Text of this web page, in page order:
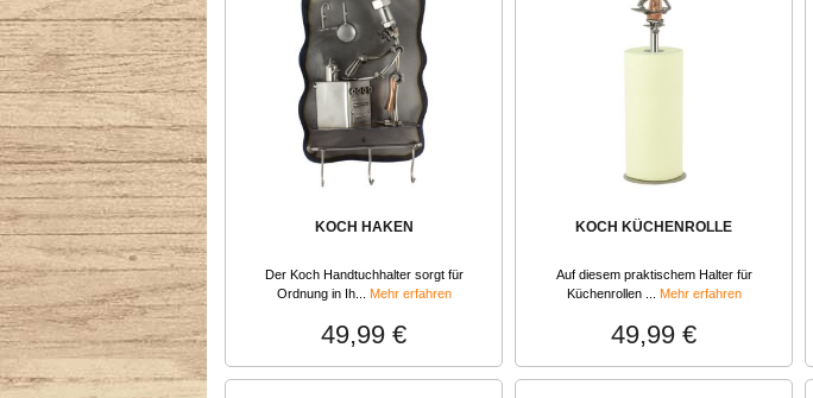
KOCH HAKEN
Der Koch Handtuchhalter sorgt für
Ordnung in Ih... Mehr erfahren
49,99 €
KOCH KÜCHENROLLE
Auf diesem praktischem Halter für
Küchenrollen ... Mehr erfahren
49,99 €